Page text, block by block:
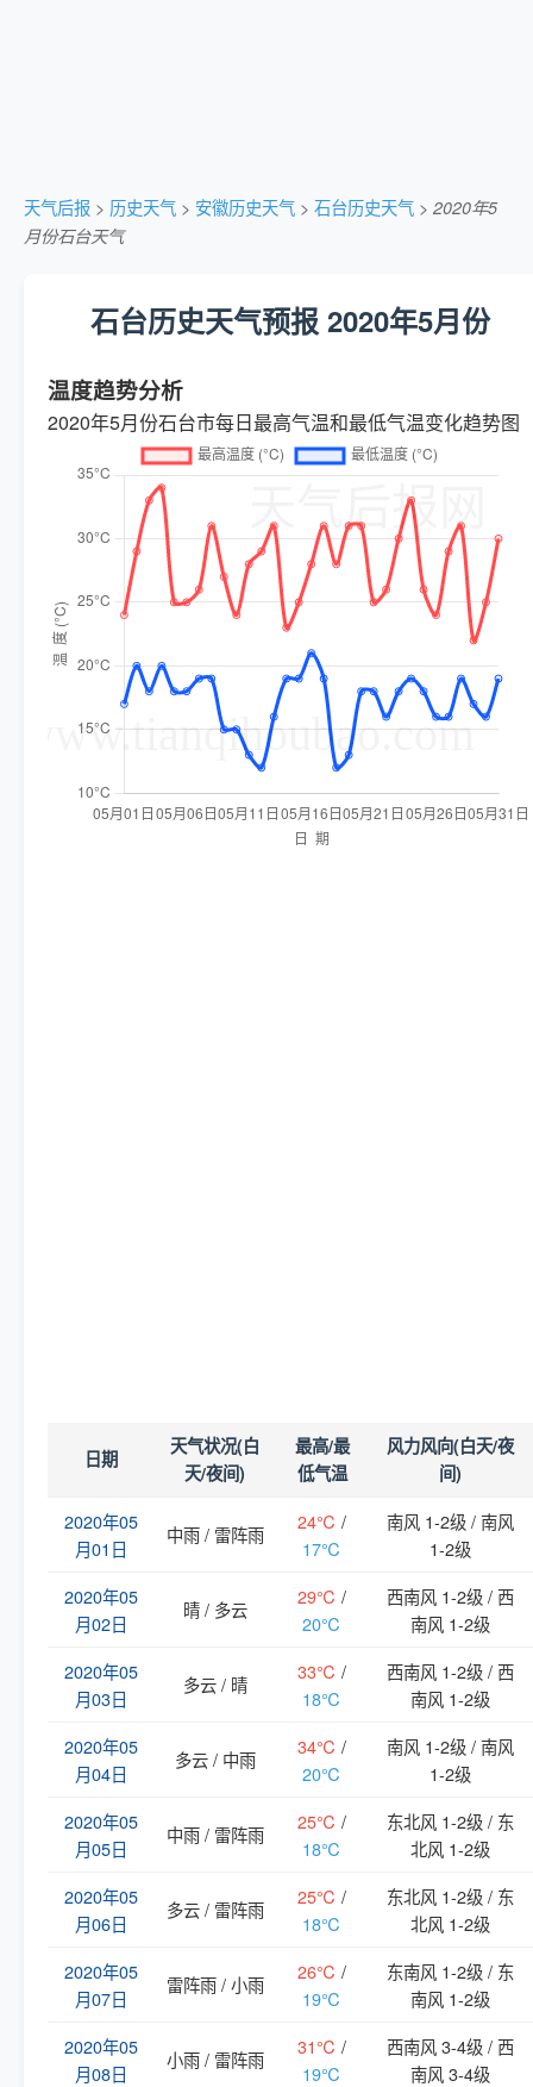
天气后报 > 历史天气 > 安徽历史天气 > 石台历史天气 > 2020年5
月份石台天气
石台历史天气预报 2020年5月份
温度趋势分析
2020年5月份石台市每日最高气温和最低气温变化趋势图
日期
天气状况(白
天/夜间)
最高/最
低气温
风力风向(白天/夜
间)
2020年05
月01日
中雨 / 雷阵雨
24℃ /
17℃
南风 1-2级 / 南风
1-2级
2020年05
月02日
晴 / 多云
29℃ /
20℃
西南风 1-2级 / 西
南风 1-2级
2020年05
月03日
多云 / 晴
33℃ /
18℃
西南风 1-2级 / 西
南风 1-2级
2020年05
月04日
多云 / 中雨
34℃ /
20℃
南风 1-2级 / 南风
1-2级
2020年05
月05日
中雨 / 雷阵雨
25℃ /
18℃
东北风 1-2级 / 东
北风 1-2级
2020年05
月06日
多云 / 雷阵雨
25℃ /
18℃
东北风 1-2级 / 东
北风 1-2级
2020年05
月07日
雷阵雨 / 小雨
26℃ /
19℃
东南风 1-2级 / 东
南风 1-2级
2020年05
月08日
小雨 / 雷阵雨
31℃ /
19℃
西南风 3-4级 / 西
南风 3-4级